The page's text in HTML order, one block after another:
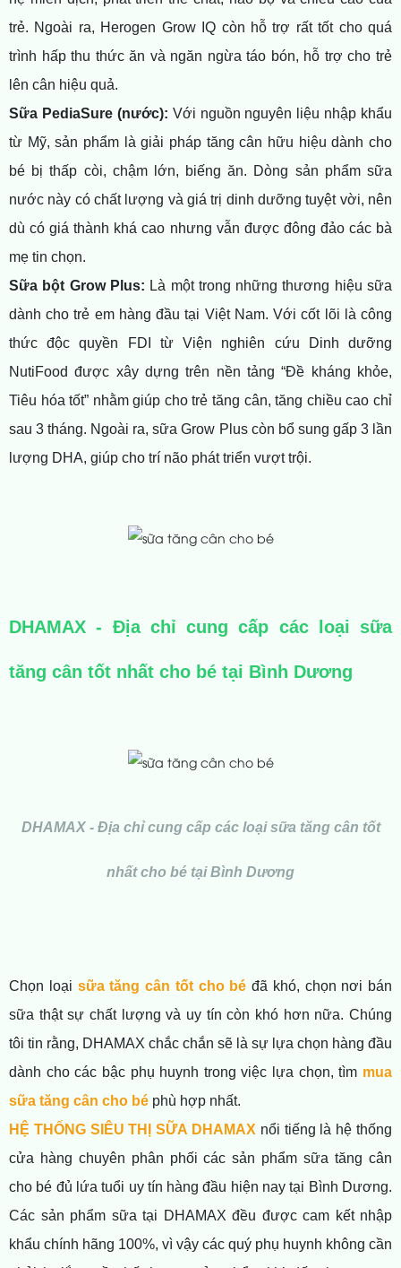
trẻ. Ngoài ra, Herogen Grow IQ còn hỗ trợ rất tốt cho quá
trình hấp thu thức ăn và ngăn ngừa táo bón, hỗ trợ cho trẻ
lên cân hiệu quả.
Sữa PediaSure (nước): Với nguồn nguyên liệu nhập khẩu
từ Mỹ, sản phẩm là giải pháp tăng cân hữu hiệu dành cho
bé bị thấp còi, chậm lớn, biếng ăn. Dòng sản phẩm sữa
nước này có chất lượng và giá trị dinh dưỡng tuyệt vời, nên
dù có giá thành khá cao nhưng vẫn được đông đảo các bà
mẹ tin chọn.
Sữa bột Grow Plus: Là một trong những thương hiệu sữa
dành cho trẻ em hàng đầu tại Việt Nam. Với cốt lõi là công
thức độc quyền FDI từ Viện nghiên cứu Dinh dưỡng
NutiFood được xây dựng trên nền tảng “Đề kháng khỏe,
Tiêu hóa tốt” nhằm giúp cho trẻ tăng cân, tăng chiều cao chỉ
sau 3 tháng. Ngoài ra, sữa Grow Plus còn bổ sung gấp 3 lần
lượng DHA, giúp cho trí não phát triển vượt trội.
DHAMAX - Địa chỉ cung cấp các loại sữa
tăng cân tốt nhất cho bé tại Bình Dương
DHAMAX - Địa chỉ cung cấp các loại sữa tăng cân tốt
nhất cho bé tại Bình Dương
Chọn loại sữa tăng cân tốt cho bé đã khó, chọn nơi bán
sữa thật sự chất lượng và uy tín còn khó hơn nữa. Chúng
tôi tin rằng, DHAMAX chắc chắn sẽ là sự lựa chọn hàng đầu
dành cho các bậc phụ huynh trong việc lựa chọn, tìm mua
sữa tăng cân cho bé phù hợp nhất.
HỆ THỐNG SIÊU THỊ SỮA DHAMAX nổi tiếng là hệ thống
cửa hàng chuyên phân phối các sản phẩm sữa tăng cân
cho bé đủ lứa tuổi uy tín hàng đầu hiện nay tại Bình Dương.
Các sản phẩm sữa tại DHAMAX đều được cam kết nhập
khẩu chính hãng 100%, vì vậy các quý phụ huynh không cần